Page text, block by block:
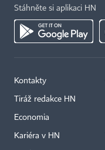
Stáhněte si aplikaci HN
Kontakty
Tiráž redakce HN
Economia
Kariéra v HN